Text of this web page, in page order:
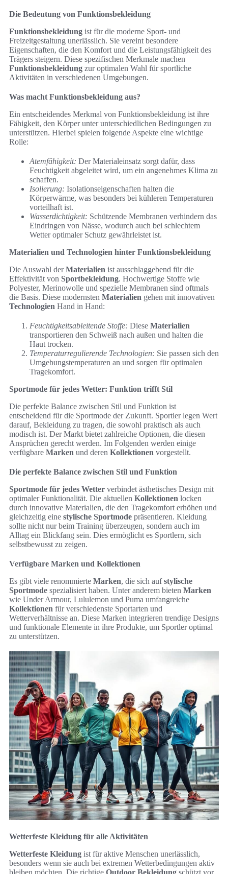
Die Bedeutung von Funktionsbekleidung
Funktionsbekleidung ist für die moderne Sport- und
Freizeitgestaltung unerlässlich. Sie vereint besondere
Eigenschaften, die den Komfort und die Leistungsfähigkeit des
Trägers steigern. Diese spezifischen Merkmale machen
Funktionsbekleidung zur optimalen Wahl für sportliche
Aktivitäten in verschiedenen Umgebungen.
Was macht Funktionsbekleidung aus?
Ein entscheidendes Merkmal von Funktionsbekleidung ist ihre
Fähigkeit, den Körper unter unterschiedlichen Bedingungen zu
unterstützen. Hierbei spielen folgende Aspekte eine wichtige
Rolle:
Atemfähigkeit: Der Materialeinsatz sorgt dafür, dass
Feuchtigkeit abgeleitet wird, um ein angenehmes Klima zu
schaffen.
Isolierung: Isolationseigenschaften halten die
Körperwärme, was besonders bei kühleren Temperaturen
vorteilhaft ist.
Wasserdichtigkeit: Schützende Membranen verhindern das
Eindringen von Nässe, wodurch auch bei schlechtem
Wetter optimaler Schutz gewährleistet ist.
Materialien und Technologien hinter Funktionsbekleidung
Die Auswahl derMaterialien ist ausschlaggebend für die
Effektivität von Sportbekleidung. Hochwertige Stoffe wie
Polyester, Merinowolle und spezielle Membranen sind oftmals
die Basis. Diese modernsten Materialien gehen mit innovativen
Technologien Hand in Hand:
Feuchtigkeitsableitende Stoffe: Diese Materialien
transportieren den Schweiß nach außen und halten die
Haut trocken.
Temperaturregulierende Technologien: Sie passen sich den
Umgebungstemperaturen an und sorgen für optimalen
Tragekomfort.
Sportmode für jedes Wetter: Funktion trifft Stil
Die perfekte Balance zwischen Stil und Funktion ist
entscheidend für die Sportmode der Zukunft. Sportler legen Wert
darauf, Bekleidung zu tragen, die sowohl praktisch als auch
modisch ist. Der Markt bietet zahlreiche Optionen, die diesen
Ansprüchen gerecht werden. Im Folgenden werden einige
verfügbare Marken und deren Kollektionen vorgestellt.
Die perfekte Balance zwischen Stil und Funktion
Sportmode für jedes Wetter verbindet ästhetisches Design mit
optimaler Funktionalität. Die aktuellen Kollektionen locken
durch innovative Materialien, die den Tragekomfort erhöhen und
gleichzeitig eine stylische Sportmode präsentieren. Kleidung
sollte nicht nur beim Training überzeugen, sondern auch im
Alltag ein Blickfang sein. Dies ermöglicht es Sportlern, sich
selbstbewusst zu zeigen.
Verfügbare Marken und Kollektionen
Es gibt viele renommierte Marken, die sich aufstylische
Sportmode spezialisiert haben. Unter anderem bieten Marken
wie Under Armour, Lululemon und Puma umfangreiche
Kollektionen für verschiedenste Sportarten und
Wetterverhältnisse an. Diese Marken integrieren trendige Designs
und funktionale Elemente in ihre Produkte, um Sportler optimal
zu unterstützen.
Wetterfeste Kleidung für alle Aktivitäten
Wetterfeste Kleidung ist für aktive Menschen unerlässlich,
besonders wenn sie auch bei extremen Wetterbedingungen aktiv
bleiben möchten. Die richtige Outdoor Bekleidung schützt vor